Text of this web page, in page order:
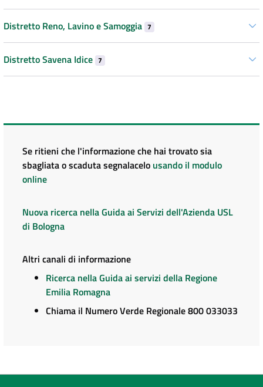
Distretto Reno, Lavino e Samoggia 7
Distretto Savena Idice 7
Se ritieni che l'informazione che hai trovato sia
sbagliata o scaduta segnalacelo usando il modulo
online
Nuova ricerca nella Guida ai Servizi dell'Azienda USL
di Bologna
Altri canali di informazione
Ricerca nella Guida ai servizi della Regione
Emilia Romagna
Chiama il Numero Verde Regionale 800 033033